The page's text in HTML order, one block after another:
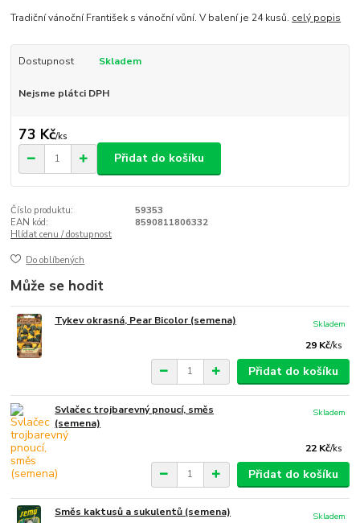
Tradiční vánoční František s vánoční vůní. V balení je 24 kusů. celý popis
Dostupnost Skladem
Nejsme plátci DPH
73 Kč/ks
Přidat do košíku
Číslo produktu:
59353
EAN kód:
8590811806332
Hlídat cenu / dostupnost
Do oblíbených
Může se hodit
Tykev okrasná, Pear Bicolor (semena)
29 Kč/ks
Skladem
Přidat do košíku
Svlačec trojbarevný pnoucí, směs
(semena)
22 Kč/ks
Skladem
Přidat do košíku
Směs kaktusů a sukulentů (semena)
Skladem